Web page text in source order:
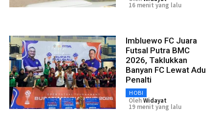
16 menit yang lalu
Imbluewo FC Juara
Futsal Putra BMC
2026, Taklukkan
Banyan FC Lewat Adu
Penalti
HOBI
OlehWidayat
19 menit yang lalu